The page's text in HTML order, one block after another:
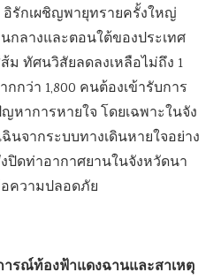
อิรักเผชิญพายุทรายครั้งใหญ่
ลางและตอนใต้ของประเทศ
ม ทัศนวิสัยลดลงเหลือไม่ถึง 1
กว่า 1,800 คนต้องเข้ารับการ
หาการหายใจ โดยเฉพาะในจัง
จากระบบทางเดินหายใจอย่าง
ปิดท่าอากาศยานในจังหวัดนา
ความปลอดภัย
รณ์ท้องฟ้าแดงฉานและสาเหตุ